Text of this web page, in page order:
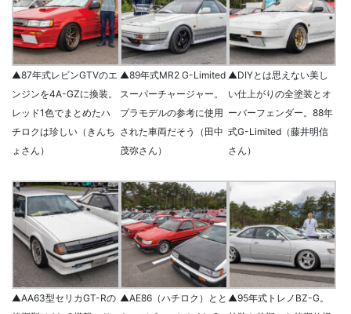
▲87年式レビンGTVのエ
ンジンを4A-GZに換装。
レッド1色でまとめたハ
チロクは珍しい（きんち
ょさん）
▲89年式MR2 G-Limited
スーパーチャージャー。
プラモデルの参考に使用
された車両だそう（田中
茂弥さん）
▲DIYとは思えない美し
い仕上がりの全塗装とオ
ーバーフェンダー。88年
式G-Limited（藤井明信
さん）
▲AA63型セリカGT-Rの ▲AE86（ハチロク）とと ▲95年式トレノBZ-G。